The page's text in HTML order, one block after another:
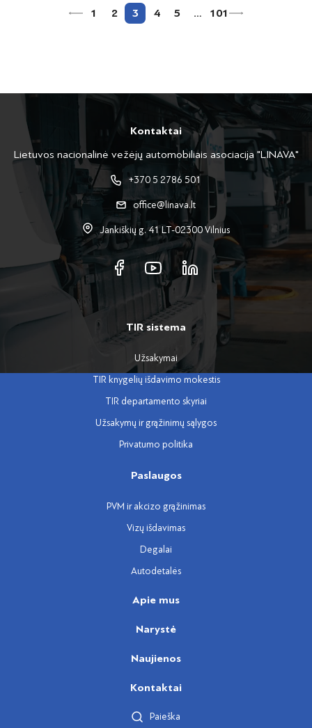
1 2 3 4 5 … 101
Kontaktai
Lietuvos nacionalinė vežėjų automobiliais asociacija "LINAVA"
+370 5 2786 501
office@linava.lt
Jankiškių g. 41 LT-02300 Vilnius
TIR sistema
Užsakymai
TIR knygelių išdavimo mokestis
TIR departamento skyriai
Užsakymų ir grąžinimų sąlygos
Privatumo politika
Paslaugos
PVM ir akcizo grąžinimas
Vizų išdavimas
Degalai
Autodetalės
Apie mus
Narystė
Naujienos
Kontaktai
Paieška